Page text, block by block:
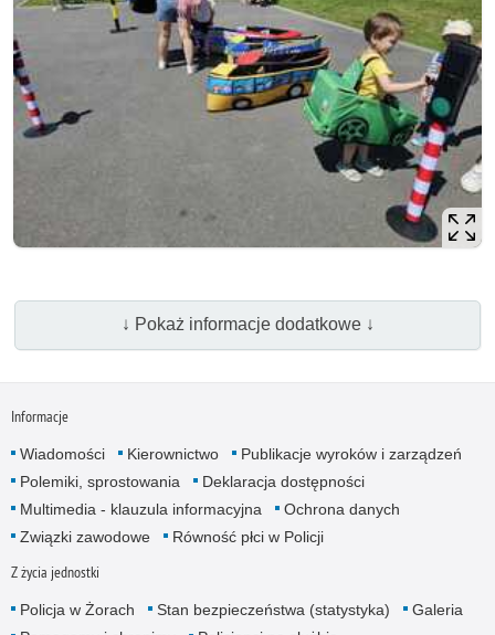
↓ Pokaż informacje dodatkowe ↓
Informacje
Wiadomości Kierownictwo
Publikacje wyroków i zarządzeń
Polemiki, sprostowania
Deklaracja dostępności
Multimedia - klauzula informacyjna
Ochrona danych
Związki zawodowe
Równość płci w Policji
Z życia jednostki
Policja w Żorach Stan bezpieczeństwa (statystyka)
Galeria